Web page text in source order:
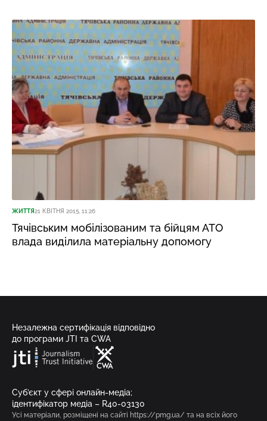
ЖИТТЯ21 КВІТНЯ 2015, 11:26
Тячівським мобілізованим та бійцям АТО
влада виділила матеріальну допомогу
Незалежна сертифікація відповідно
до програми JTI та CWA
Суб’єкт у сфері онлайн-медіа;
ідентифікатор медіа – R40-03130
Усі матеріали, розміщені на сайті https://pmg.ua/ та на всіх його